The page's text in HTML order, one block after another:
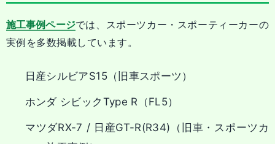
施工事例ページでは、スポーツカー・スポーティーカーの
実例を多数掲載しています。
日産シルビアS15（旧車スポーツ）
ホンダ シビックType R（FL5）
マツダRX-7 / 日産GT-R(R34)（旧車・スポーツカ